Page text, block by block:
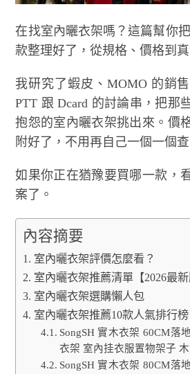
在找室內曬衣架嗎？這篇幫你
款整理好了，從規格、價格到
我研究了蝦皮、MOMO 的銷
PTT 跟 Dcard 的討論串，把那
抱怨的室內曬衣架挑出來。價
附好了，不用再自己一個一個查
如果你正在猶豫要買哪一款，
案了。
內容摘要
室內曬衣架評價怎麼看？
室內曬衣架推薦清單【2026最新
室內曬衣架選購懶人包
室內曬衣架推薦10款人氣排行榜
SongSH 實木衣架 60CM落
衣架 室內挂衣服置物架子
SongSH 實木衣架 80CM落